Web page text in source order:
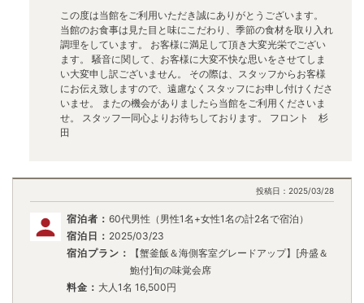
この度は当館をご利用いただき誠にありがとうございます。
当館のお食事は見た目と味にこだわり、季節の食材を取り入れ
調理をしています。 お客様に満足して頂き大変光栄でござい
ます。 騒音に関して、お客様に大変不快な思いをさせてしま
い大変申し訳ございません。 その際は、スタッフからお客様
にお伝え致しますので、遠慮なくスタッフにお申し付けくださ
いませ。 またの機会がありましたら当館をご利用くださいま
せ。 スタッフ一同心よりお待ちしております。 フロント 杉
田
投稿日： 2025/03/28
宿泊者： 60代男性（男性1名+女性1名の計2名で宿泊）
宿泊日： 2025/03/23
宿泊プラン：
【蟹釜飯＆海側客室グレードアップ】[舟盛＆
鮑付]旬の味覚会席
料金： 大人1名 16,500円